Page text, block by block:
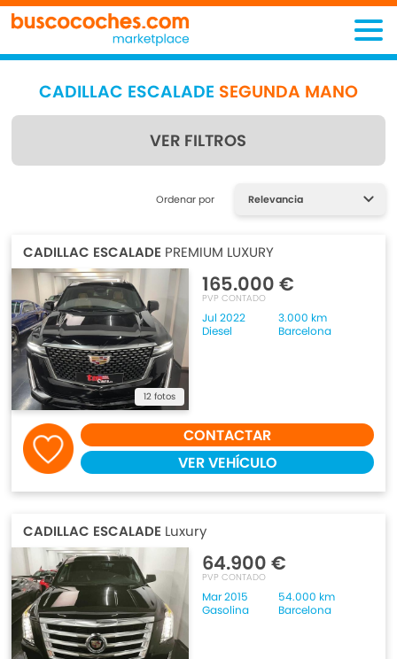
CADILLAC ESCALADE SEGUNDA MANO
VER FILTROS
Encuentra lo que estás
Ordenar por
CADILLAC ESCALADE PREMIUM LUXURY
12 fotos
165.000 €
PVP CONTADO
Jul 2022
3.000 km
Diesel
Barcelona
CONTACTAR
VER VEHÍCULO
CADILLAC ESCALADE Luxury
64.900 €
PVP CONTADO
Mar 2015
54.000 km
Gasolina
Barcelona